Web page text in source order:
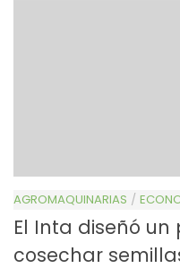
AGROMAQUINARIAS /
El Inta diseñó
cosechar